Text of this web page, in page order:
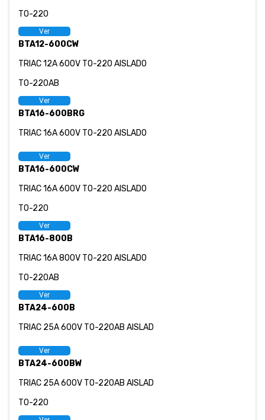
TO-220
Ver
BTA12-600CW
TRIAC 12A 600V TO-220 AISLADO
TO-220AB
Ver
BTA16-600BRG
TRIAC 16A 600V TO-220 AISLADO
Ver
BTA16-600CW
TRIAC 16A 600V TO-220 AISLADO
TO-220
Ver
BTA16-800B
TRIAC 16A 800V TO-220 AISLADO
TO-220AB
Ver
BTA24-600B
TRIAC 25A 600V TO-220AB AISLAD
Ver
BTA24-600BW
TRIAC 25A 600V TO-220AB AISLAD
TO-220